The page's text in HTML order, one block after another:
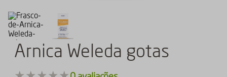
Arnica Weleda gotas